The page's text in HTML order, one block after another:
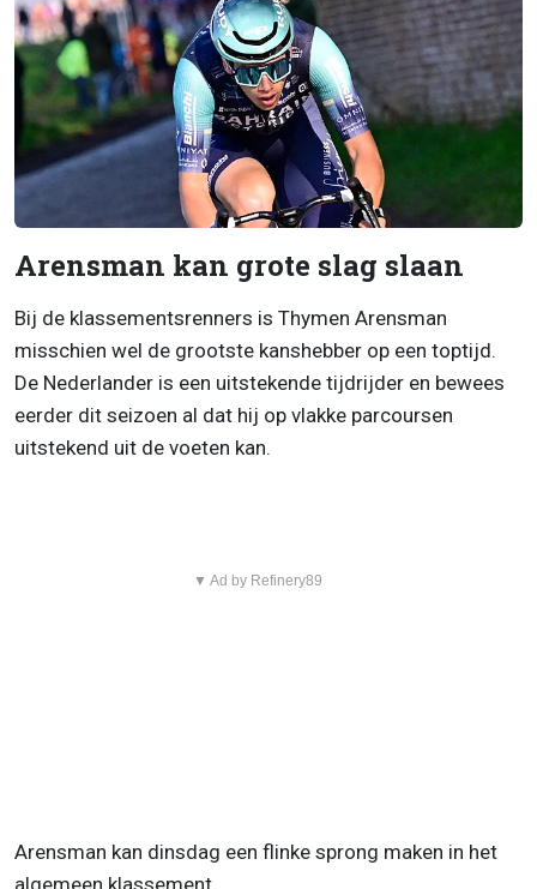
Arensman kan grote slag slaan
Bij de klassementsrenners is Thymen Arensman
misschien wel de grootste kanshebber op een toptijd.
De Nederlander is een uitstekende tijdrijder en bewees
eerder dit seizoen al dat hij op vlakke parcoursen
uitstekend uit de voeten kan.
▼ Ad by Refinery89
Arensman kan dinsdag een flinke sprong maken in het